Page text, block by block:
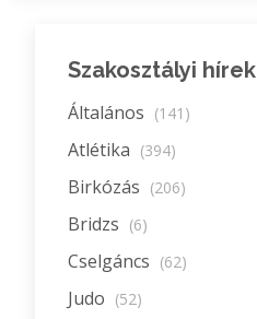
Szakosztályi hírek
Általános (141)
Atlétika (394)
Birkózás (206)
Bridzs (6)
Cselgáncs (62)
Judo (52)